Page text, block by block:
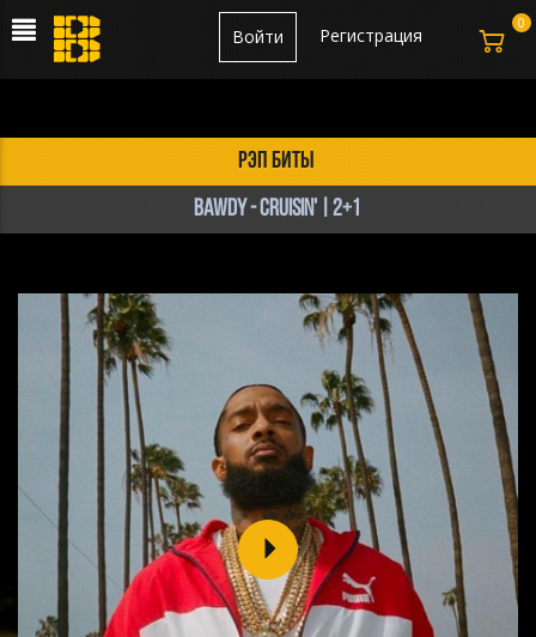
Регистрация
Войти
рэп биты
BAWDY - CRUISIN' | 2+1
0